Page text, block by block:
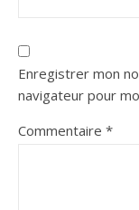
Enregistrer mon
navigateur pour
Commentaire *